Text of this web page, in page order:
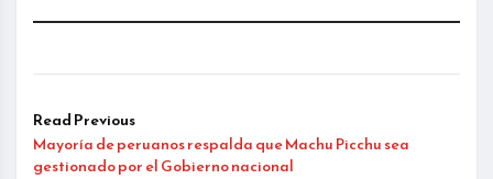
Read Previous
Mayoría de peruanos respalda que Machu Picchu sea
gestionado por el Gobierno nacional